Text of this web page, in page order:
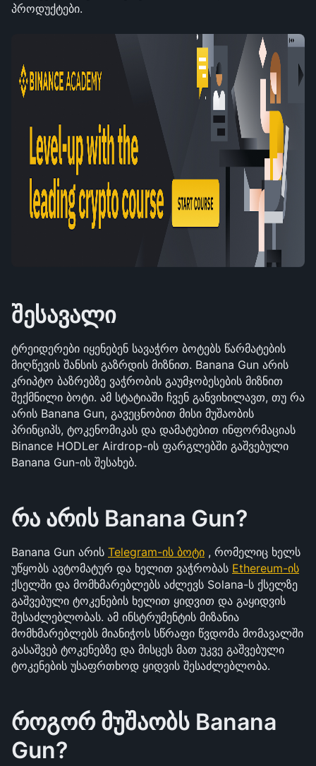
პროდუქტები.
შესავალი
ტრეიდერები იყენებენ სავაჭრო ბოტებს წარმატების
მიღწევის შანსის გაზრდის მიზნით. Banana Gun არის
კრიპტო ბაზრებზე ვაჭრობის გაუმჯობესების მიზნით
შექმნილი ბოტი. ამ სტატიაში ჩვენ განვიხილავთ, თუ რა
არის Banana Gun, გავეცნობით მისი მუშაობის
პრინციპს, ტოკენომიკას და დამატებით ინფორმაციას
Binance HODLer Airdrop-ის ფარგლებში გაშვებული
Banana Gun-ის შესახებ.
რა არის Banana Gun?
Banana Gun არის Telegram-ის ბოტი , რომელიც ხელს
უწყობს ავტომატურ და ხელით ვაჭრობას Ethereum-ის
ქსელში და მომხმარებლებს აძლევს Solana-ს ქსელზე
გაშვებული ტოკენების ხელით ყიდვით და გაყიდვის
შესაძლებლობას. ამ ინსტრუმენტის მიზანია
მომხმარებლებს მიანიჭოს სწრაფი წვდომა მომავალში
გასაშვებ ტოკენებზე და მისცეს მათ უკვე გაშვებული
ტოკენების უსაფრთხოდ ყიდვის შესაძლებლობა.
როგორ მუშაობს Banana
Gun?